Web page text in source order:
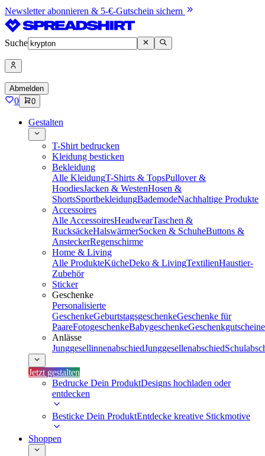
Newsletter abonnieren & 5-€-Gutschein sichern
Suche
Abmelden
0 0
Gestalten
T-Shirt bedrucken
Kleidung besticken
Bekleidung
Alle KleidungT-Shirts & TopsPullover &
HoodiesJacken & WestenHosen &
ShortsSportbekleidungBademodeNachhaltige Produkte
Accessoires
Alle AccessoiresHeadwearTaschen &
RucksäckeHalswärmerSocken & SchuheButtons &
AnsteckerRegenschirme
Home & Living
Alle ProdukteKücheDeko & LivingTextilienHaustier-
Zubehör
Sticker
Geschenke
Personalisierte
GeschenkeGeburtstagsgeschenkeGeschenke für
PaareFotogeschenkeBabygeschenkeGeschenkgutscheine
Anlässe
JunggesellinnenabschiedJunggesellenabschied
Jetzt gestalten
Bedrucke Dein ProduktDesigns hochladen oder
entdecken
Besticke Dein ProduktEntdecke kreative Stickmotive
Shoppen